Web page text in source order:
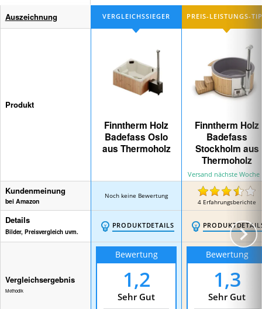
Auszeichnung
Produkt
Finntherm Holz
Badefass Oslo
aus Thermoholz
Finntherm Holz
Badefass
Stockholm aus
Thermoholz
Versand nächste Woche
Kundenmeinung
bei Amazon
Noch keine Bewertung
4 Erfahrungsberichte
Details
Bilder, Preisvergleich uvm.
PRODUKTDETAILS
Vergleichsergebnis
Methodik
Bewertung
1,2
Sehr Gut
Bewertung
1,3
Sehr Gut